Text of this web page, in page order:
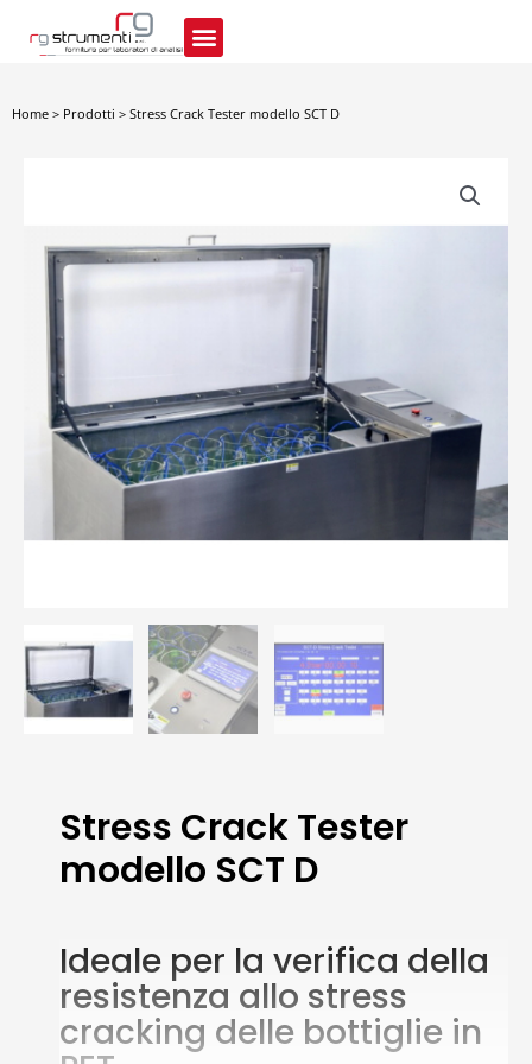
contenuto
Home > Prodotti > Stress Crack Tester modello SCT D
Stress Crack Tester
modello SCT D
Ideale per la verifica della
resistenza allo stress
cracking delle bottiglie in